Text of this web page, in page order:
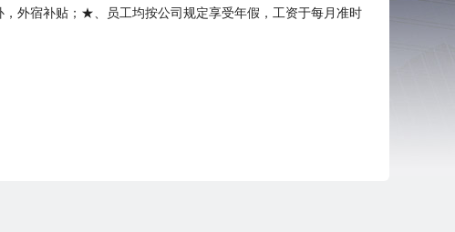
外宿补贴；★、员工均按公司规定享受年假，工资于每月准时